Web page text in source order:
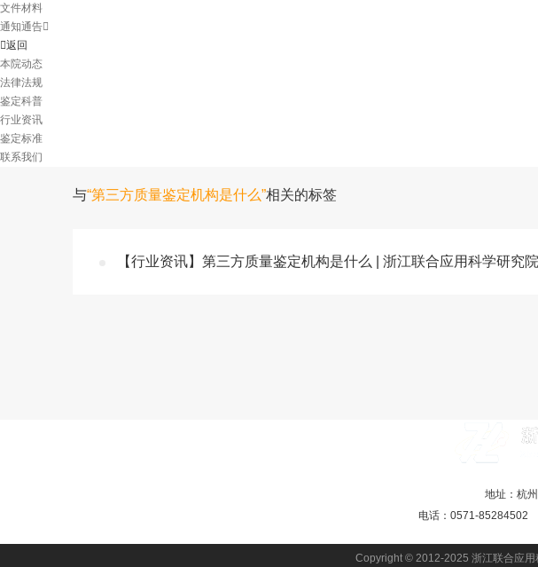
文件材料
通知通告
返回
本院动态
法律法规
鉴定科普
行业资讯
鉴定标准
联系我们
与“第三方质量鉴定机构是什么”相关的标签
【行业资讯】第三方质量鉴定机构是什么 | 浙江联合应用科学研究
地址：杭
电话：0571-85284502
Copyright © 2012-2025 浙江联合应